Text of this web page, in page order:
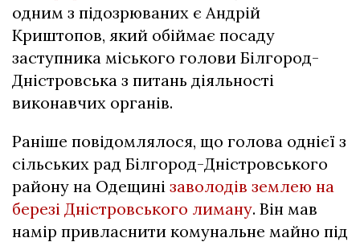
одним з підозрюваних є Андрій
Криштопов, який обіймає посаду
заступника міського голови Білгород-
Дністровська з питань діяльності
виконавчих органів.
Раніше повідомлялося, що голова однієї з
сільських рад Білгород-Дністровського
району на Одещині заволодів землею на
березі Дністровського лиману. Він мав
намір привласнити комунальне майно під